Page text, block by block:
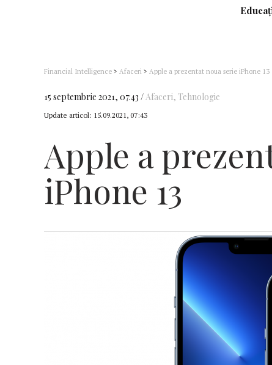
Financial Intelligence > Afaceri > Apple a prezentat noua serie iPhone 13
15 septembrie 2021, 07:43 Afaceri, Tehnologie
Update articol: 15.09.2021, 07:43
Apple a
iPhone 13